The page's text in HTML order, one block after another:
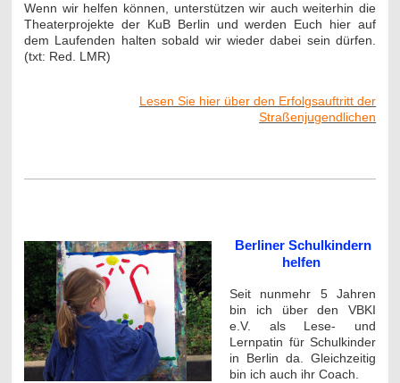
Wenn wir helfen können, unterstützen wir auch weiterhin die
Theaterprojekte der KuB Berlin und werden Euch hier auf
dem Laufenden halten sobald wir wieder dabei sein dürfen.
(txt: Red. LMR)
Lesen Sie hier über den Erfolgsauftritt der
Straßenjugendlichen
Berliner Schulkindern
helfen
Seit nunmehr 5 Jahren
bin ich über den VBKI
e.V. als Lese- und
Lernpatin für Schulkinder
in Berlin da. Gleichzeitig
bin ich auch ihr Coach.